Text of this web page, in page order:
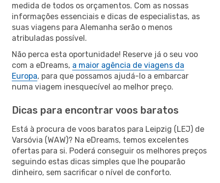
medida de todos os orçamentos. Com as nossas
informações essenciais e dicas de especialistas, as
suas viagens para Alemanha serão o menos
atribuladas possível.
Não perca esta oportunidade! Reserve já o seu voo
com a eDreams, a maior agência de viagens da
Europa, para que possamos ajudá-lo a embarcar
numa viagem inesquecível ao melhor preço.
Dicas para encontrar voos baratos
Está à procura de voos baratos para Leipzig (LEJ) de
Varsóvia (WAW)? Na eDreams, temos excelentes
ofertas para si. Poderá conseguir os melhores preços
seguindo estas dicas simples que lhe pouparão
dinheiro, sem sacrificar o nível de conforto.